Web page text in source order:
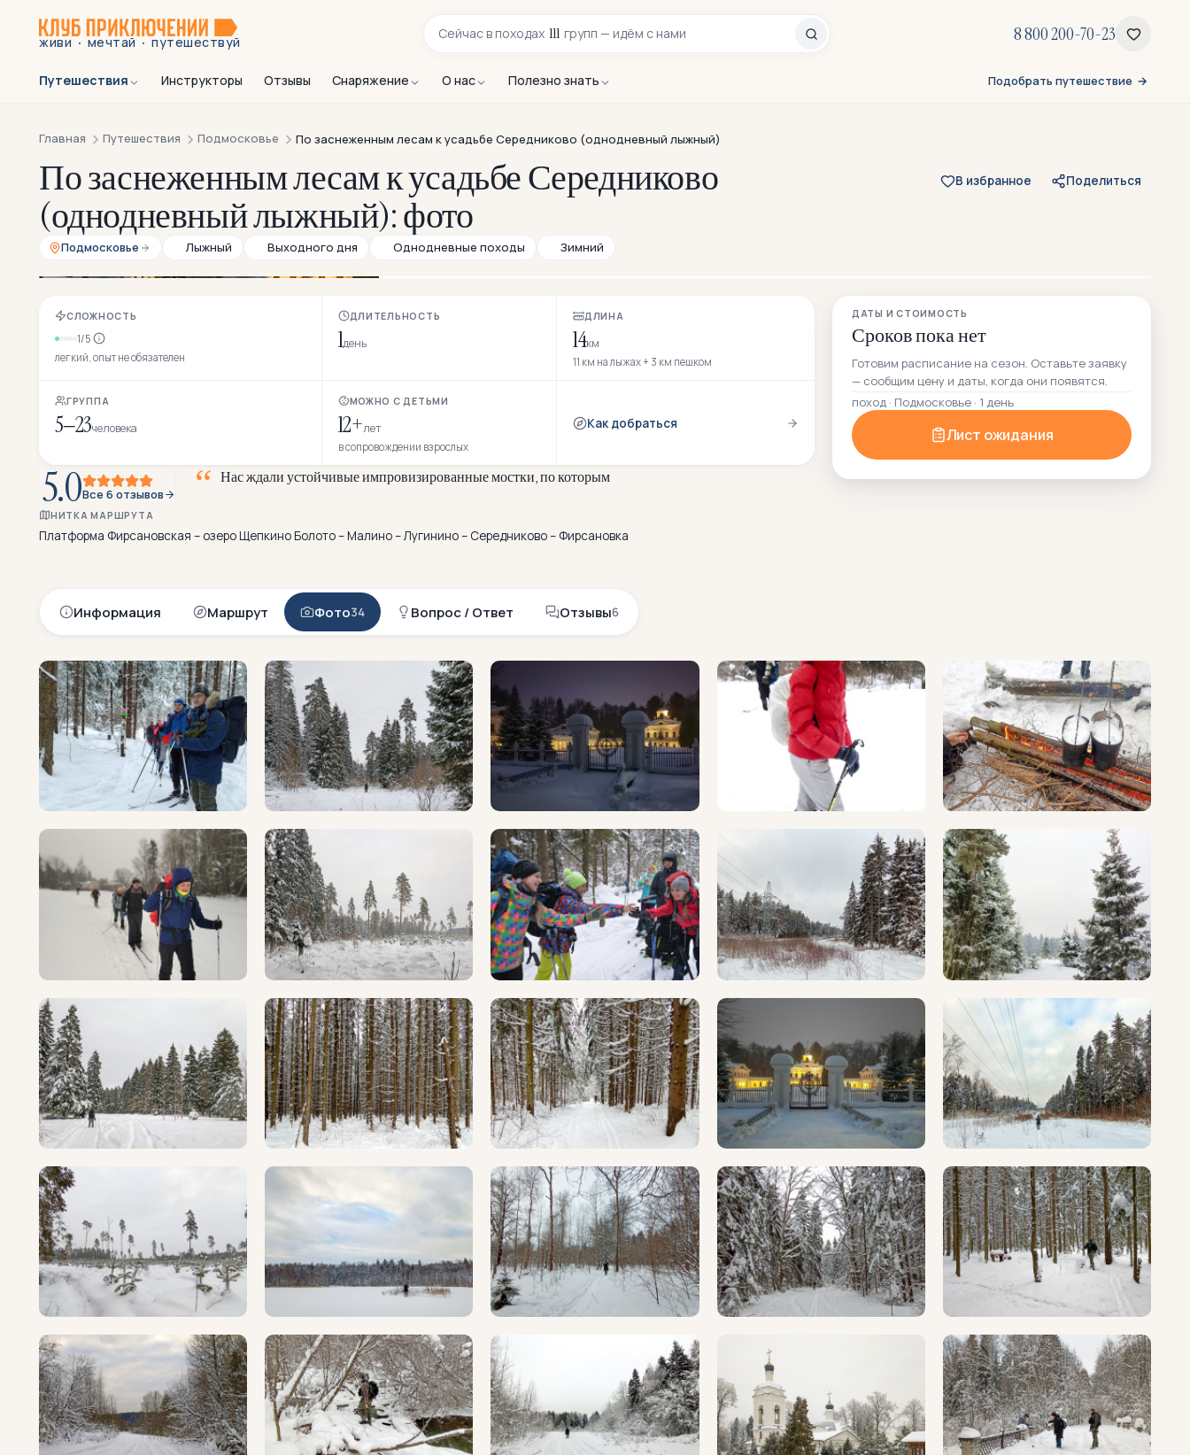
живи · мечтай · путешествуй
Сейчас в походах 111 групп — идём с нами 8 800 200-70-23
Путешествия Инструкторы Отзывы Снаряжение О нас Полезно знать Подобрать путешествие
Главная Путешествия Подмосковье По заснеженным лесам к усадьбе Середниково (однодневный лыжный)
По заснеженным лесам к усадьбе Середниково
(однодневный лыжный): фото
В избранное Поделиться
Подмосковье Лыжный Выходного дня Однодневные походы Зимний
СЛОЖНОСТЬ
1/5
легкий, опыт не обязателен
ДЛИТЕЛЬНОСТЬ
1день
ДЛИНА
14км
11 км на лыжах + 3 км пешком
ГРУППА
5–23человека
МОЖНО С ДЕТЬМИ
12+лет
в сопровождении взрослых
Как добраться
5.0Все 6 отзывов
Насждали устойчивыеимпровизированныемостки,покоторым
НИТКА МАРШРУТА
Платформа Фирсановская – озеро Щепкино Болото – Малино – Лугинино – Середниково – Фирсановка
ДАТЫ И СТОИМОСТЬ
Сроков пока нет
Готовим расписание на сезон. Оставьте заявку
— сообщим цену и даты, когда они появятся.
поход · Подмосковье · 1 день
Лист ожидания
Информация Маршрут Фото34 Вопрос / Ответ Отзывы6